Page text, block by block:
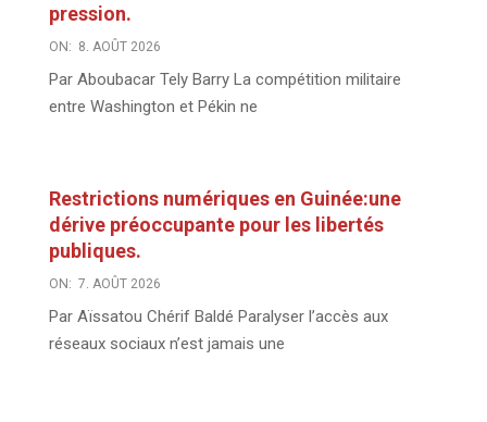
pression.
ON: 8. AOÛT 2026
Par Aboubacar Tely Barry La compétition militaire
entre Washington et Pékin ne
Restrictions numériques en Guinée:une
dérive préoccupante pour les libertés
publiques.
ON: 7. AOÛT 2026
Par Aïssatou Chérif Baldé Paralyser l’accès aux
réseaux sociaux n’est jamais une